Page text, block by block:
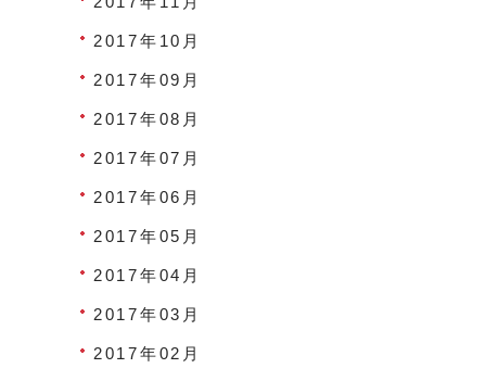
2017年10月
2017年09月
2017年08月
2017年07月
2017年06月
2017年05月
2017年04月
2017年03月
2017年02月